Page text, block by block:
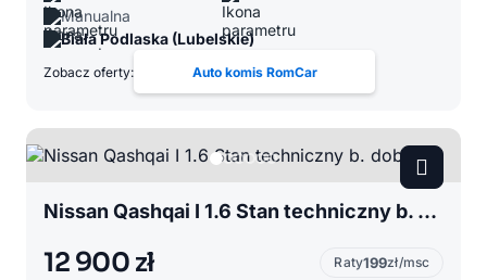
Manualna
Biała Podlaska (Lubelskie)
Zobacz oferty: Auto komis RomCar
Nissan Qashqai I 1.6 Stan techniczny b. dobry
12 900 zł Raty199zł/msc